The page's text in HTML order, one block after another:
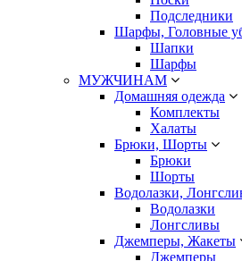
Подследники
Шарфы, Головные
Шапки
Шарфы
МУЖЧИНАМ
Домашняя одежда
Комплекты
Халаты
Брюки, Шорты
Брюки
Шорты
Водолазки,
Водолазки
Лонгсливы
Джемперы, Жакеты
Джемперы